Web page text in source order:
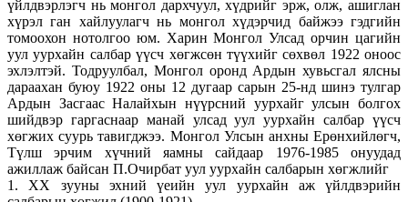
үйлдвэрлэгч нь монгол дархчуул, хүдрийг эрж, олж, ашиглан
хүрэл ган хайлуулагч нь монгол хүдэрчид байжээ гэдгийн
томоохон нотолгоо юм. Харин Монгол Улсад орчин цагийн
уул уурхайн салбар үүсч хөгжсөн түүхийг сөхвөл 1922 оноос
эхлэлтэй. Тодруулбал, Монгол оронд Ардын хувьсгал ялсны
дараахан буюу 1922 оны 12 дугаар сарын 25-нд шинэ тулгар
Ардын Засгаас Налайхын нүүрсний уурхайг улсын болгох
шийдвэр гаргаснаар манай улсад уул уурхайн салбар үүсч
хөгжих суурь тавигджээ. Монгол Улсын анхны Ерөнхийлөгч,
Түлш эрчим хүчний яамны сайдаар 1976-1985 онуудад
ажиллаж байсан П.Очирбат уул уурхайн салбарын хөгжлийг
1. XX зууны эхний үеийн уул уурхайн аж үйлдвэрийн